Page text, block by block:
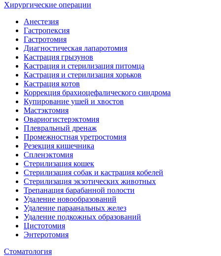
Хирургические операции
Анестезия
Гастропексия
Гастротомия
Диагностическая лапаротомия
Кастрация грызунов
Кастрация и стерилизация питомца
Кастрация и стерилизация хорьков
Кастрация котов
Коррекция брахиоцефалического синдрома
Купирование ушей и хвостов
Мастэктомия
Овариогистерэктомия
Плевральный дренаж
Промежностная уретростомия
Резекция кишечника
Спленэктомия
Стерилизация кошек
Стерилизация собак и кастрация кобелей
Стерилизация экзотических животных
Трепанация барабанной полости
Удаление новообразований
Удаление параанальных желез
Удаление подкожных образований
Цистотомия
Энтеротомия
Стоматология